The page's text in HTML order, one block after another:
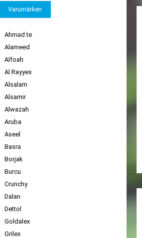
Varumärken
Ahmad te
Alameed
Alfoah
Al Rayyes
Alsalam
Alsamir
Alwazah
Aruba
Aseel
Basra
Borjak
Burcu
Crunchy
Dalan
Dettol
Goldalex
Grilex